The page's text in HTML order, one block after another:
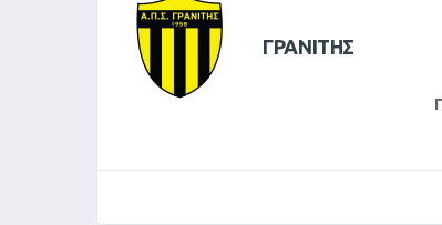
ΓΡΑΝΙΤΗΣ